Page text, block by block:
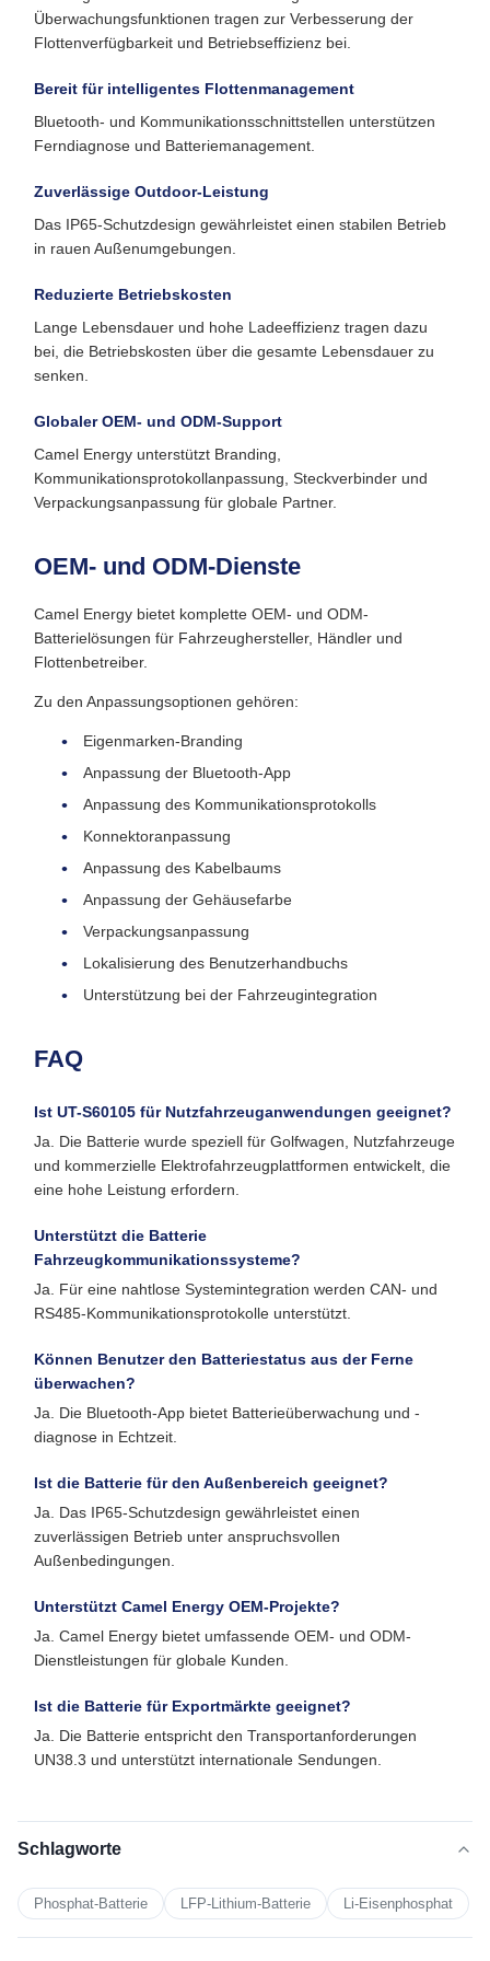
Überwachungsfunktionen tragen zur Verbesserung der
Flottenverfügbarkeit und Betriebseffizienz bei.
Bereit für intelligentes Flottenmanagement
Bluetooth- und Kommunikationsschnittstellen unterstützen
Ferndiagnose und Batteriemanagement.
Zuverlässige Outdoor-Leistung
Das IP65-Schutzdesign gewährleistet einen stabilen Betrieb
in rauen Außenumgebungen.
Reduzierte Betriebskosten
Lange Lebensdauer und hohe Ladeeffizienz tragen dazu
bei, die Betriebskosten über die gesamte Lebensdauer zu
senken.
Globaler OEM- und ODM-Support
Camel Energy unterstützt Branding,
Kommunikationsprotokollanpassung, Steckverbinder und
Verpackungsanpassung für globale Partner.
OEM- und ODM-Dienste
Camel Energy bietet komplette OEM- und ODM-
Batterielösungen für Fahrzeughersteller, Händler und
Flottenbetreiber.
Zu den Anpassungsoptionen gehören:
Eigenmarken-Branding
Anpassung der Bluetooth-App
Anpassung des Kommunikationsprotokolls
Konnektoranpassung
Anpassung des Kabelbaums
Anpassung der Gehäusefarbe
Verpackungsanpassung
Lokalisierung des Benutzerhandbuchs
Unterstützung bei der Fahrzeugintegration
FAQ
Ist UT-S60105 für Nutzfahrzeuganwendungen geeignet?
Ja. Die Batterie wurde speziell für Golfwagen, Nutzfahrzeuge
und kommerzielle Elektrofahrzeugplattformen entwickelt, die
eine hohe Leistung erfordern.
Unterstützt die Batterie
Fahrzeugkommunikationssysteme?
Ja. Für eine nahtlose Systemintegration werden CAN- und
RS485-Kommunikationsprotokolle unterstützt.
Können Benutzer den Batteriestatus aus der Ferne
überwachen?
Ja. Die Bluetooth-App bietet Batterieüberwachung und -
diagnose in Echtzeit.
Ist die Batterie für den Außenbereich geeignet?
Ja. Das IP65-Schutzdesign gewährleistet einen
zuverlässigen Betrieb unter anspruchsvollen
Außenbedingungen.
Unterstützt Camel Energy OEM-Projekte?
Ja. Camel Energy bietet umfassende OEM- und ODM-
Dienstleistungen für globale Kunden.
Ist die Batterie für Exportmärkte geeignet?
Ja. Die Batterie entspricht den Transportanforderungen
UN38.3 und unterstützt internationale Sendungen.
Schlagworte
Phosphat-Batterie LFP-Lithium-Batterie Li-Eisenphosphat